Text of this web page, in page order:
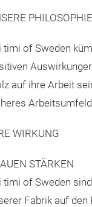
PHILOSOPHIE
timi of Sweden
auf ihre Arbeit
WIRKUNG
STÄRKEN
timi of Sweden
Fabrik auf